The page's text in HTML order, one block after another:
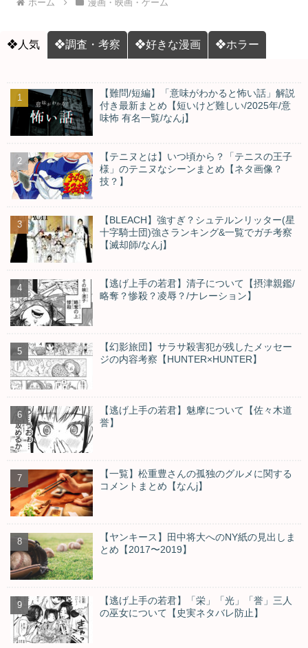
ホーム 漫画・映画・ゲーム
❖人気 ❖調査・考察 ❖好きな漫画 ❖ホラー
【難問/短編】「意味がわかると怖い話」解説
付き最新まとめ【短いけど難しい/2025年/意
味怖 有名一覧/なんj】
【テニヌとは】いつ頃から？「テニスの王子
様」のテニヌなシーンまとめ【ネタ画像？
技？】
【BLEACH】強すぎ？シュテルンリッター(星
十字騎士団)強さランキング&一覧でガチ考察
【滅却師/なんj】
【逃げ上手の若君】清子について【摂津親鑑/
略奪？惨殺？凌辱？/ナレーション】
【幻影旅団】サラサ殺害犯が残したメッセー
ジの内容考察【HUNTER×HUNTER】
【逃げ上手の若君】魅摩について【佐々木道
誉】
【一覧】松重豊さんの孤独のグルメに関する
コメントまとめ【なんj】
【ヤンキース】田中将大へのNY紙の見出しま
とめ【2017〜2019】
【逃げ上手の若君】「栄」「光」「誉」三人
の巫女について【史実ネタバレ防止】